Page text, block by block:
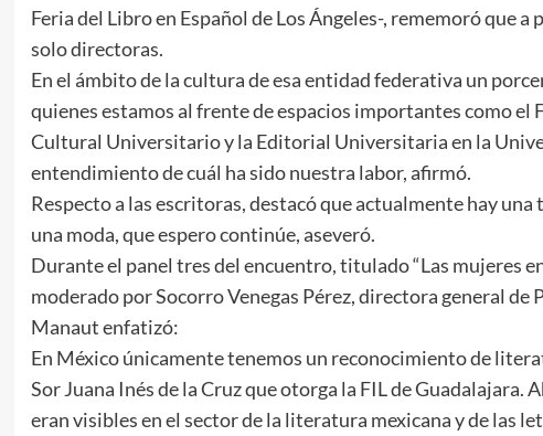
Feria del Libro en Español de Los Ángeles-, rememoró que
solo directoras.
En el ámbito de la cultura de esa entidad federativa un
quienes estamos al frente de espacios importantes como
Cultural Universitario y la Editorial Universitaria en la
entendimiento de cuál ha sido nuestra labor, afirmó.
Respecto a las escritoras, destacó que actualmente hay
una moda, que espero continúe, aseveró.
Durante el panel tres del encuentro, titulado “Las mujeres
moderado por Socorro Venegas Pérez, directora general
Manaut enfatizó:
En México únicamente tenemos un reconocimiento de
Sor Juana Inés de la Cruz que otorga la FIL de Guadalajara.
eran visibles en el sector de la literatura mexicana y de las